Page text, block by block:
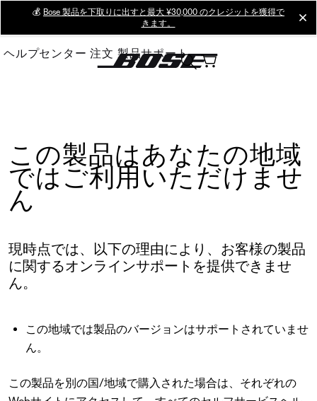
Main
💰 Bose 製品を下取りに出すと最大 ¥30,000 のクレジットを獲得で
きます。
ヘルプセンター 注文 製品サポート
この製品はあなたの地域
ではご利用いただけませ
ん
現時点では、以下の理由により、お客様の製品
に関するオンラインサポートを提供できませ
ん。
この地域では製品のバージョンはサポートされていませ
ん。
この製品を別の国/地域で購入された場合は、それぞれの